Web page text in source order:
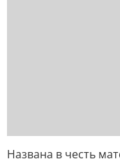
Названа в честь